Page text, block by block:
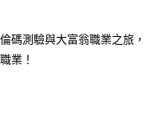
期」於每月結算日後寄送繳費提
條碼／台灣大直營門市／銀行轉
費。
務，並由商店將買賣／分期付款
司帳單繳交帳款。
，將跳轉至「AFTEE先享後付」
可完成結帳。
訊。
仍視為有效，需透過AFTEE先享
碼測驗與大富翁職業之旅，
業！